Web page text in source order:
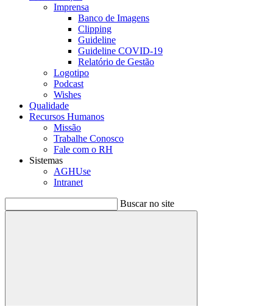
Imprensa
Banco de Imagens
Clipping
Guideline
Guideline COVID-19
Relatório de Gestão
Logotipo
Podcast
Wishes
Qualidade
Recursos Humanos
Missão
Trabalhe Conosco
Fale com o RH
Sistemas
AGHUse
Intranet
Buscar no site